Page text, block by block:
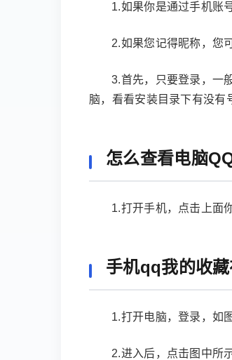
1.如果你是通过手机账
2.如果您记得昵称，您
3.首先，只要登录，一
脑，看看安装目录下有没有
怎么查看电脑
1.打开手机，点击上面
手机qq我的收藏
1.打开电脑，登录，如图
2.进入后，点击图中所